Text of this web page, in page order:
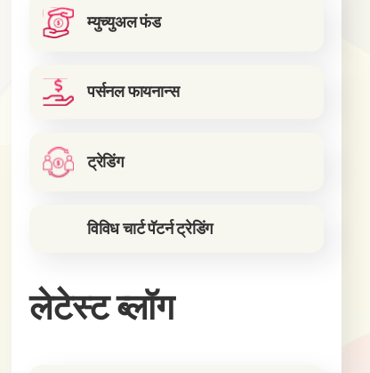
म्युच्युअल फंड
पर्सनल फायनान्स
ट्रेडिंग
विविध चार्ट पॅटर्न ट्रेडिंग
लेटेस्ट ब्लॉग